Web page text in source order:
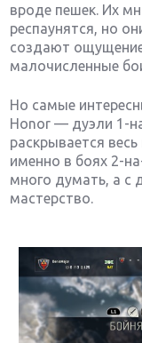
вроде пешек. Их
респаунятся, но
создают
малочисленные
Но самые
Honor — дуэли 1-
раскрывается
именно в боях 2-
много думать, а с
мастерство.